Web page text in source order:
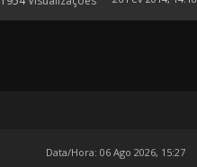
Data/Hora: 06 Ago 2026, 15:27